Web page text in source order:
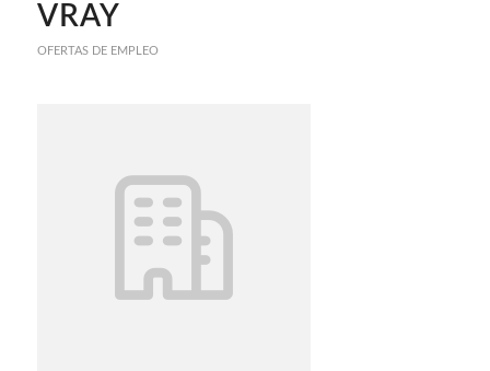
VRAY
OFERTAS DE EMPLEO